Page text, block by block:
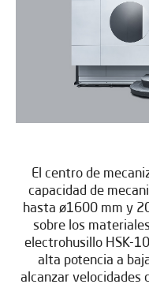
El centro de
capacidad de
hasta ø1600 mm y
sobre los
electrohusillo HSK-
alta potencia a
alcanzar velocidades